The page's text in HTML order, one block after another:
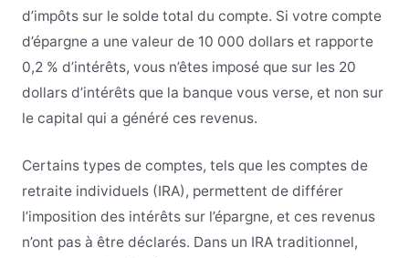
d’impôts sur le solde total du compte. Si votre compte
d’épargne a une valeur de 10 000 dollars et rapporte
0,2 % d’intérêts, vous n’êtes imposé que sur les 20
dollars d’intérêts que la banque vous verse, et non sur
le capital qui a généré ces revenus.
Certains types de comptes, tels que les comptes de
retraite individuels (IRA), permettent de différer
l’imposition des intérêts sur l’épargne, et ces revenus
n’ont pas à être déclarés. Dans un IRA traditionnel,